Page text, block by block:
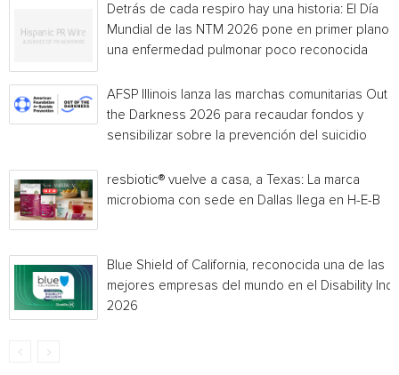
Detrás de cada respiro hay una historia: El Día
Mundial de las NTM 2026 pone en primer plano
una enfermedad pulmonar poco reconocida
AFSP Illinois lanza las marchas comunitarias Out
the Darkness 2026 para recaudar fondos y
sensibilizar sobre la prevención del suicidio
resbiotic® vuelve a casa, a Texas: La marca
microbioma con sede en Dallas llega en H-E-B
Blue Shield of California, reconocida una de las
mejores empresas del mundo en el Disability
2026